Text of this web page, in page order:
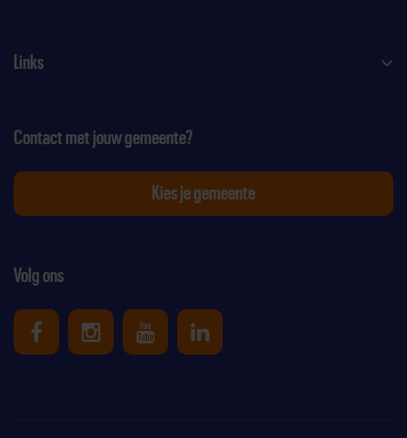
Links
Volg ons
Uniek Sporten op Facebook
Uniek Sporten op Instagram
Uniek Sporten op Youtube
Uniek Sporten op
Contact met jouw gemeente?
Kies je gemeente